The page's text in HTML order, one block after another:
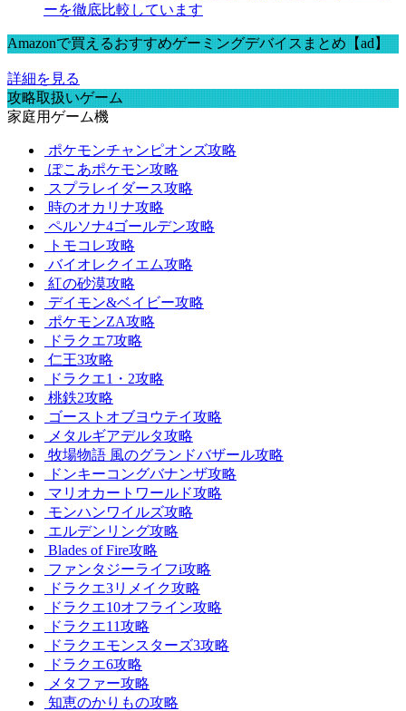
ーを徹底比較しています
Amazonで買えるおすすめゲーミングデバイスまとめ【ad】
詳細を見る
攻略取扱いゲーム
家庭用ゲーム機
ポケモンチャンピオンズ攻略
ぽこあポケモン攻略
スプラレイダース攻略
時のオカリナ攻略
ペルソナ4ゴールデン攻略
トモコレ攻略
バイオレクイエム攻略
紅の砂漠攻略
デイモン&ベイビー攻略
ポケモンZA攻略
ドラクエ7攻略
仁王3攻略
ドラクエ1・2攻略
桃鉄2攻略
ゴーストオブヨウテイ攻略
メタルギアデルタ攻略
牧場物語 風のグランドバザール攻略
ドンキーコングバナンザ攻略
マリオカートワールド攻略
モンハンワイルズ攻略
エルデンリング攻略
Blades of Fire攻略
ファンタジーライフi攻略
ドラクエ3リメイク攻略
ドラクエ10オフライン攻略
ドラクエ11攻略
ドラクエモンスターズ3攻略
ドラクエ6攻略
メタファー攻略
知恵のかりもの攻略